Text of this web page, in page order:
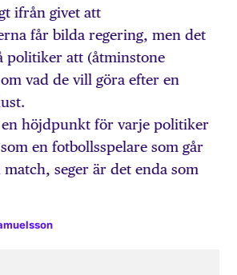
ifrån givet att
får bilda regering, men det
politiker att (åtminstone
vad de vill göra efter en
en höjdpunkt för varje politiker
en fotbollsspelare som går
seger är det enda som